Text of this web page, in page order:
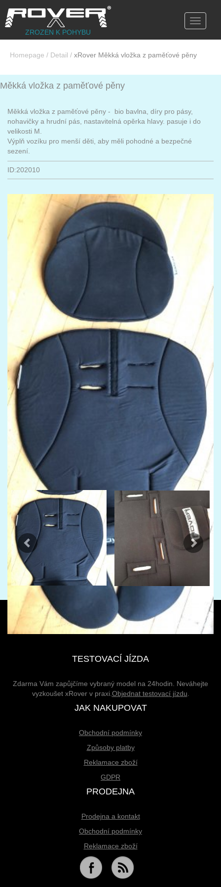
Toggle
ZROZEN K POHYBU
Homepage / Detail / xRover Měkká vložka z paměťové pěny
Měkká vložka z paměťové pěny
Měkká vložka z paměťové pěny - bio bavlna, díry pro pásy,
nohavičky a hrudní pás, nastavitelná opěrka hlavy. pasuje i do
velikosti M.
Výplň vozíku pro menší děti, aby měli pohodné a bezpečné
sezení.
ID:202010
Previous Next
TESTOVACÍ JÍZDA
Zdarma Vám zapůjčíme vybraný model na 24hodin. Neváhejte
vyzkoušet xRover v praxi. Objednat testovací jízdu
JAK NAKUPOVAT
Obchodní podmínky
Způsoby platby
Reklamace zboží
GDPR
PRODEJNA
Prodejna a kontakt
Obchodní podmínky
Reklamace zboží